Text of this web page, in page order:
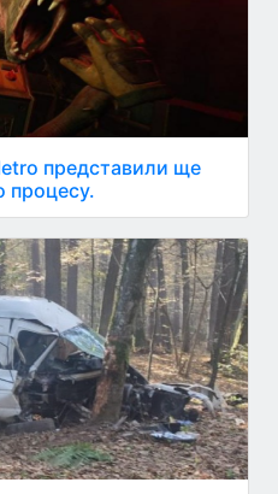
представили ще
процесу.